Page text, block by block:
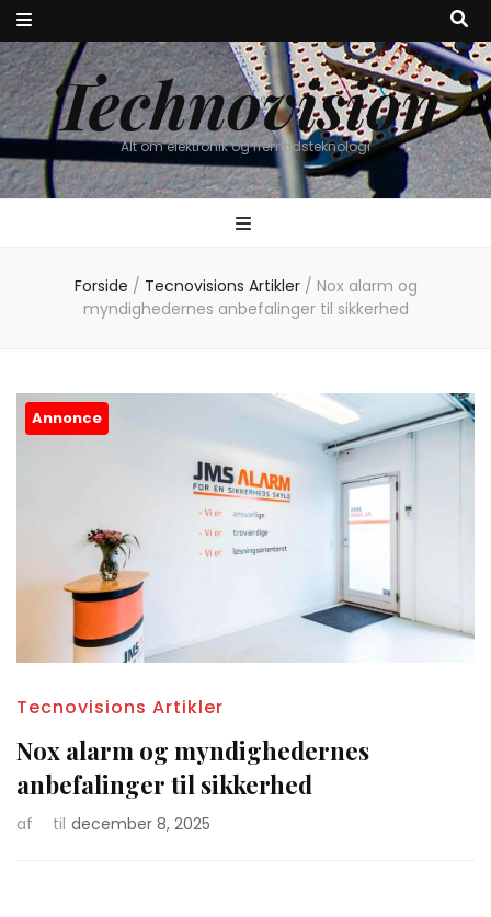
Technovision
Alt om elektronik og fremtidsteknologi
Forside / Tecnovisions Artikler / Nox alarm og
myndighedernes anbefalinger til sikkerhed
Annonce
Tecnovisions Artikler
Nox alarm og myndighedernes
anbefalinger til sikkerhed
af til december 8, 2025